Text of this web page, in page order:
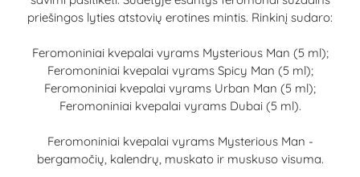
priešingos lyties atstovių erotines mintis. Rinkinį sudaro:
Feromoniniai kvepalai vyrams Mysterious Man (5 ml);
Feromoniniai kvepalai vyrams Spicy Man (5 ml);
Feromoniniai kvepalai vyrams Urban Man (5 ml);
Feromoniniai kvepalai vyrams Dubai (5 ml).
Feromoniniai kvepalai vyrams Mysterious Man -
bergamočių, kalendrų, muskato ir muskuso visuma.